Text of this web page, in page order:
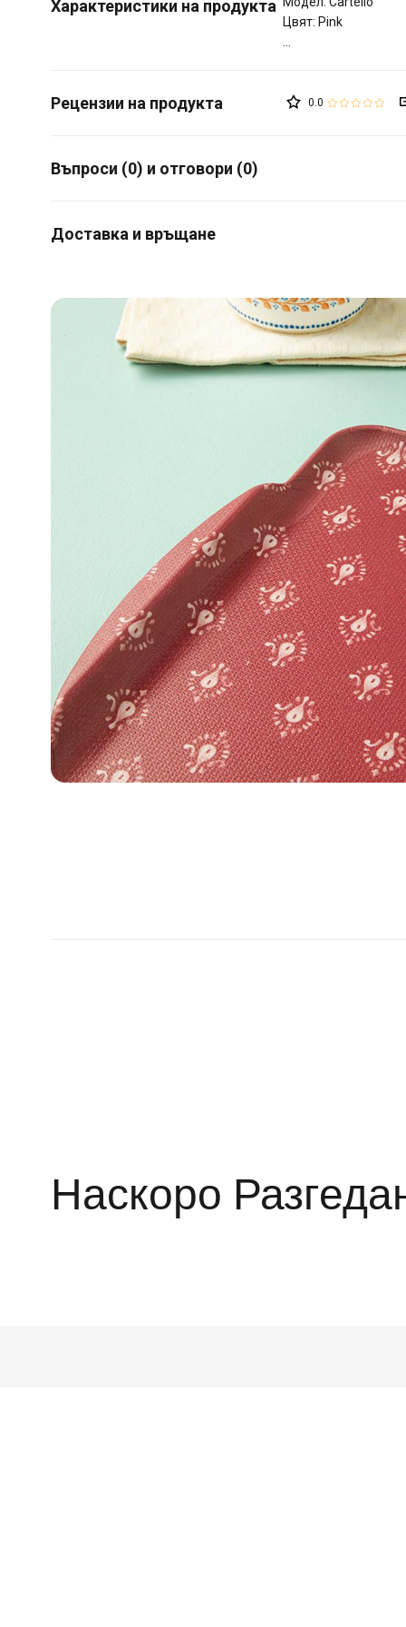
Характеристики на продукта
Цвят: Pink
0.0
Въпроси (0) и отговори (0)
Доставка и връщане
Наскоро